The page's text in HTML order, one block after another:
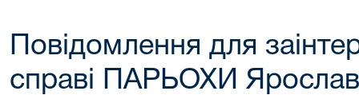
Повідомлення для
справі ПАРЬОХИ